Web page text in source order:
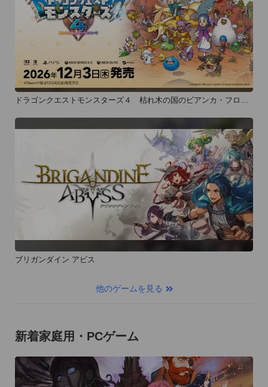
ドラゴンクエストモンスターズ４ 枯れ木の国のビアンカ・フロー
ブリガンダイン アビス
他のゲームを見る
新着家庭用・PCゲーム